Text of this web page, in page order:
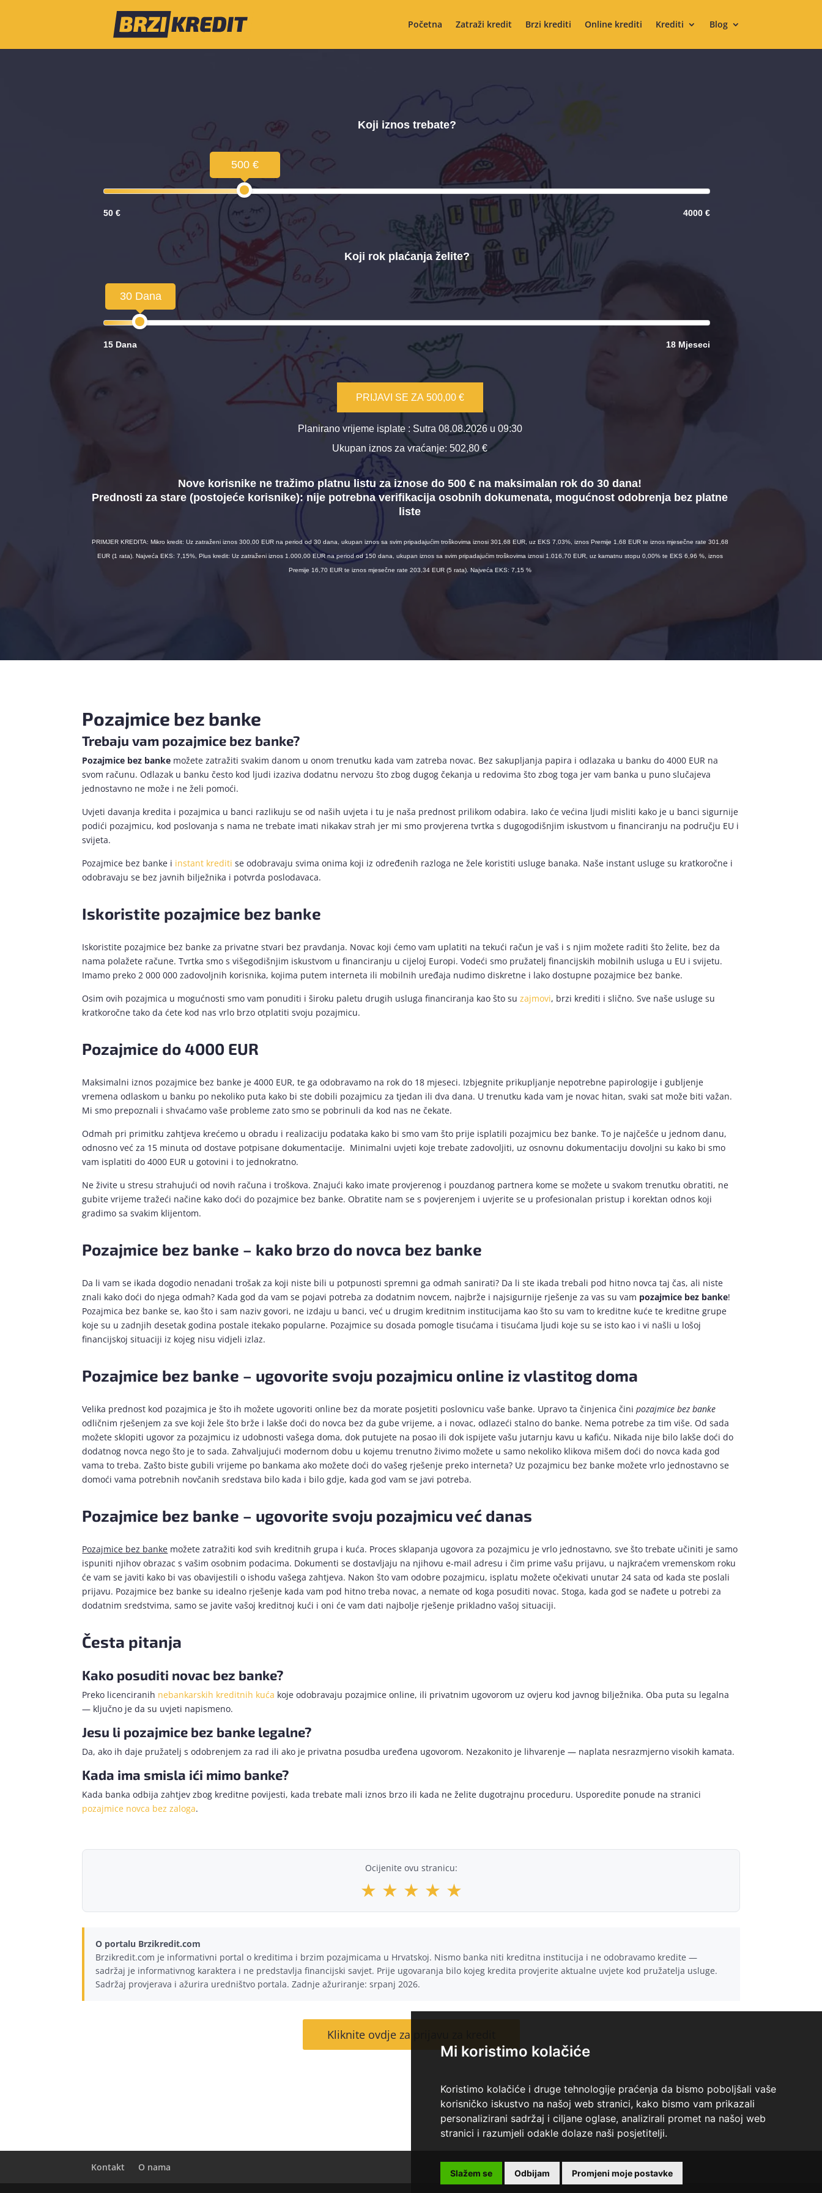
Mi koristimo kolačiće
Koristimo kolačiće i druge tehnologije praćenja da bismo poboljšali vaše
korisničko iskustvo na našoj web stranici, kako bismo vam prikazali
personalizirani sadržaj i ciljane oglase, analizirali promet na našoj web
stranici i razumjeli odakle dolaze naši posjetitelji.
Slažem se Odbijam Promjeni moje postavke
Početna Zatraži kredit Brzi krediti Online krediti Krediti Blog
Koji iznos trebate?
500 €
50 € 4000 €
Koji rok plaćanja želite?
30 Dana
15 Dana 18 Mjeseci
PRIJAVI SE ZA 500,00 €
Planirano vrijeme isplate : Sutra 08.08.2026 u 09:30
Ukupan iznos za vraćanje: 502,80 €
Nove korisnike ne tražimo platnu listu za iznose do 500 € na maksimalan rok do 30 dana!
Prednosti za stare (postojeće korisnike): nije potrebna verifikacija osobnih dokumenata, mogućnost odobrenja bez platne
liste
PRIMJER KREDITA: Mikro kredit: Uz zatraženi iznos 300,00 EUR na period od 30 dana, ukupan iznos sa svim pripadajućim troškovima iznosi 301,68 EUR, uz EKS 7,03%, iznos Premije 1,68 EUR te iznos mjesečne rate 301,68
EUR (1 rata). Najveća EKS: 7,15%, Plus kredit: Uz zatraženi iznos 1.000,00 EUR na period od 150 dana, ukupan iznos sa svim pripadajućim troškovima iznosi 1.016,70 EUR, uz kamatnu stopu 0,00% te EKS 6,96 %, iznos
Premije 16,70 EUR te iznos mjesečne rate 203,34 EUR (5 rata). Najveća EKS: 7,15 %
Pozajmice bez banke
Trebaju vam pozajmice bez banke?
Pozajmice bez banke možete zatražiti svakim danom u onom trenutku kada vam zatreba novac. Bez sakupljanja papira i odlazaka u banku do 4000 EUR na
svom računu. Odlazak u banku često kod ljudi izaziva dodatnu nervozu što zbog dugog čekanja u redovima što zbog toga jer vam banka u puno slučajeva
jednostavno ne može i ne želi pomoći.
Uvjeti davanja kredita i pozajmica u banci razlikuju se od naših uvjeta i tu je naša prednost prilikom odabira. Iako će većina ljudi misliti kako je u banci sigurnije
podići pozajmicu, kod poslovanja s nama ne trebate imati nikakav strah jer mi smo provjerena tvrtka s dugogodišnjim iskustvom u financiranju na području EU i
svijeta.
Pozajmice bez banke i instant krediti se odobravaju svima onima koji iz određenih razloga ne žele koristiti usluge banaka. Naše instant usluge su kratkoročne i
odobravaju se bez javnih bilježnika i potvrda poslodavaca.
Iskoristite pozajmice bez banke
Iskoristite pozajmice bez banke za privatne stvari bez pravdanja. Novac koji ćemo vam uplatiti na tekući račun je vaš i s njim možete raditi što želite, bez da
nama polažete račune. Tvrtka smo s višegodišnjim iskustvom u financiranju u cijeloj Europi. Vodeći smo pružatelj financijskih mobilnih usluga u EU i svijetu.
Imamo preko 2 000 000 zadovoljnih korisnika, kojima putem interneta ili mobilnih uređaja nudimo diskretne i lako dostupne pozajmice bez banke.
Osim ovih pozajmica u mogućnosti smo vam ponuditi i široku paletu drugih usluga financiranja kao što suzajmovi, brzi krediti i slično. Sve naše usluge su
kratkoročne tako da ćete kod nas vrlo brzo otplatiti svoju pozajmicu.
Pozajmice do 4000 EUR
Maksimalni iznos pozajmice bez banke je 4000 EUR, te ga odobravamo na rok do 18 mjeseci. Izbjegnite prikupljanje nepotrebne papirologije i gubljenje
vremena odlaskom u banku po nekoliko puta kako bi ste dobili pozajmicu za tjedan ili dva dana. U trenutku kada vam je novac hitan, svaki sat može biti važan.
Mi smo prepoznali i shvaćamo vaše probleme zato smo se pobrinuli da kod nas ne čekate.
Odmah pri primitku zahtjeva krećemo u obradu i realizaciju podataka kako bi smo vam što prije isplatili pozajmicu bez banke. To je najčešće u jednom danu,
odnosno već za 15 minuta od dostave potpisane dokumentacije. Minimalni uvjeti koje trebate zadovoljiti, uz osnovnu dokumentaciju dovoljni su kako bi smo
vam isplatiti do 4000 EUR u gotovini i to jednokratno.
Ne živite u stresu strahujući od novih računa i troškova. Znajući kako imate provjerenog i pouzdanog partnera kome se možete u svakom trenutku obratiti, ne
gubite vrijeme tražeći načine kako doći do pozajmice bez banke. Obratite nam se s povjerenjem i uvjerite se u profesionalan pristup i korektan odnos koji
gradimo sa svakim klijentom.
Pozajmice bez banke – kako brzo do novca bez banke
Da li vam se ikada dogodio nenadani trošak za koji niste bili u potpunosti spremni ga odmah sanirati? Da li ste ikada trebali pod hitno novca taj čas, ali niste
znali kako doći do njega odmah? Kada god da vam se pojavi potreba za dodatnim novcem, najbrže i najsigurnije rješenje za vas su vam pozajmice bez banke!
Pozajmica bez banke se, kao što i sam naziv govori, ne izdaju u banci, već u drugim kreditnim institucijama kao što su vam to kreditne kuće te kreditne grupe
koje su u zadnjih desetak godina postale itekako popularne. Pozajmice su dosada pomogle tisućama i tisućama ljudi koje su se isto kao i vi našli u lošoj
financijskoj situaciji iz kojeg nisu vidjeli izlaz.
Pozajmice bez banke – ugovorite svoju pozajmicu online iz vlastitog doma
Velika prednost kod pozajmica je što ih možete ugovoriti online bez da morate posjetiti poslovnicu vaše banke. Upravo ta činjenica činipozajmice bez banke
odličnim rješenjem za sve koji žele što brže i lakše doći do novca bez da gube vrijeme, a i novac, odlazeći stalno do banke. Nema potrebe za tim više. Od sada
možete sklopiti ugovor za pozajmicu iz udobnosti vašega doma, dok putujete na posao ili dok ispijete vašu jutarnju kavu u kafiću. Nikada nije bilo lakše doći do
dodatnog novca nego što je to sada. Zahvaljujući modernom dobu u kojemu trenutno živimo možete u samo nekoliko klikova mišem doći do novca kada god
vama to treba. Zašto biste gubili vrijeme po bankama ako možete doći do vašeg rješenje preko interneta? Uz pozajmicu bez banke možete vrlo jednostavno se
domoći vama potrebnih novčanih sredstava bilo kada i bilo gdje, kada god vam se javi potreba.
Pozajmice bez banke – ugovorite svoju pozajmicu već danas
Pozajmice bez banke možete zatražiti kod svih kreditnih grupa i kuća. Proces sklapanja ugovora za pozajmicu je vrlo jednostavno, sve što trebate učiniti je samo
ispuniti njihov obrazac s vašim osobnim podacima. Dokumenti se dostavljaju na njihovu e-mail adresu i čim prime vašu prijavu, u najkraćem vremenskom roku
će vam se javiti kako bi vas obavijestili o ishodu vašega zahtjeva. Nakon što vam odobre pozajmicu, isplatu možete očekivati unutar 24 sata od kada ste poslali
prijavu. Pozajmice bez banke su idealno rješenje kada vam pod hitno treba novac, a nemate od koga posuditi novac. Stoga, kada god se nađete u potrebi za
dodatnim sredstvima, samo se javite vašoj kreditnoj kući i oni će vam dati najbolje rješenje prikladno vašoj situaciji.
Česta pitanja
Kako posuditi novac bez banke?
Preko licenciranih nebankarskih kreditnih kuća koje odobravaju pozajmice online, ili privatnim ugovorom uz ovjeru kod javnog bilježnika. Oba puta su legalna
— ključno je da su uvjeti napismeno.
Jesu li pozajmice bez banke legalne?
Da, ako ih daje pružatelj s odobrenjem za rad ili ako je privatna posudba uređena ugovorom. Nezakonito je lihvarenje — naplata nesrazmjerno visokih kamata.
Kada ima smisla ići mimo banke?
Kada banka odbija zahtjev zbog kreditne povijesti, kada trebate mali iznos brzo ili kada ne želite dugotrajnu proceduru. Usporedite ponude na stranici
pozajmice novca bez zaloga.
Ocijenite ovu stranicu:
★ ★ ★ ★ ★
O portalu Brzikredit.com
Brzikredit.com je informativni portal o kreditima i brzim pozajmicama u Hrvatskoj. Nismo banka niti kreditna institucija i ne odobravamo kredite —
sadržaj je informativnog karaktera i ne predstavlja financijski savjet. Prije ugovaranja bilo kojeg kredita provjerite aktualne uvjete kod pružatelja usluge.
Sadržaj provjerava i ažurira uredništvo portala. Zadnje ažuriranje: srpanj 2026.
Kliknite ovdje za prijavu za kredit
Kontakt O nama